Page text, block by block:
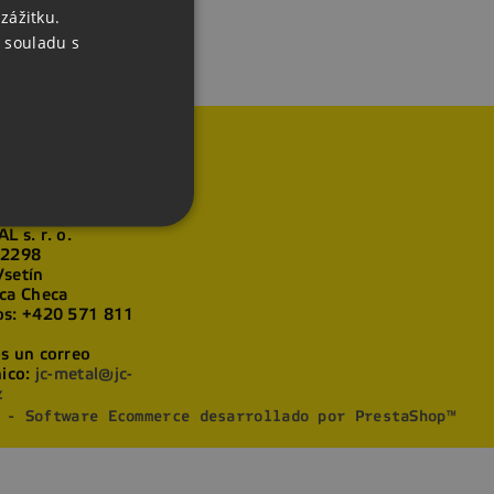
s. r. o.
Checa
+420 571 811
un correo
jc-metal@jc-
- Software Ecommerce desarrollado por PrestaShop™
souladu s